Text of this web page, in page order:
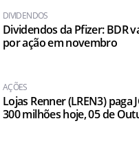
DIVIDENDOS
Dividendos da Pfizer: BDR
por ação em novembro
AÇÕES
Lojas Renner (LREN3) paga
300 milhões hoje, 05 de